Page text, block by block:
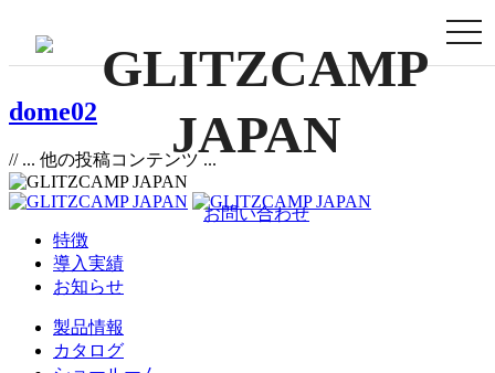
お問い合わせ
dome02
// ... 他の投稿コンテンツ ...
特徴
導入実績
お知らせ
製品情報
カタログ